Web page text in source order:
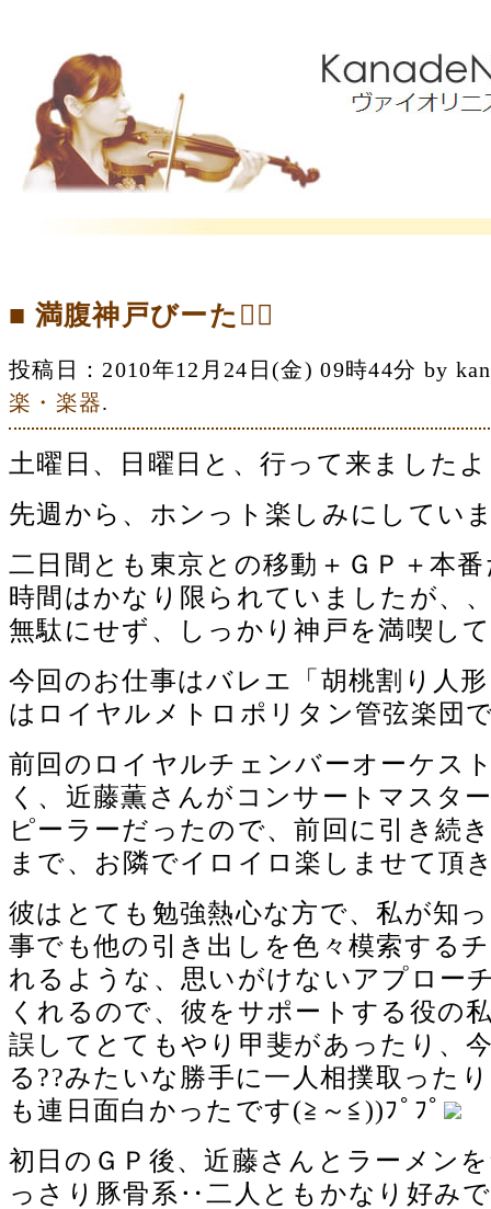
■ 満腹神戸びーた
投稿日：2010年12月24日(金) 09時44分 by
楽・楽器.
土曜日、日曜日と、行って来ました
先週から、ホンっト楽しみにしてい
二日間とも東京との移動＋ＧＰ＋本
時間はかなり限られていましたが、
無駄にせず、しっかり神戸を満喫し
今回のお仕事はバレエ「胡桃割り人
はロイヤルメトロポリタン管弦楽団
前回のロイヤルチェンバーオーケス
く、近藤薫さんがコンサートマスタ
ピーラーだったので、前回に引き続
まで、お隣でイロイロ楽しませて頂
彼はとても勉強熱心な方で、私が知
事でも他の引き出しを色々模索する
れるような、思いがけないアプロー
くれるので、彼をサポートする役の
誤してとてもやり甲斐があったり、
る??みたいな勝手に一人相撲取った
も連日面白かったです(≧～≦))ﾌﾟﾌﾟ
初日のＧＰ後、近藤さんとラーメン
っさり豚骨系‥二人ともかなり好み